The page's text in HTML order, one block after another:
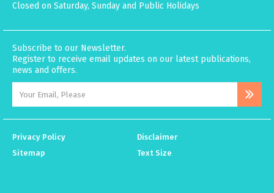
Closed on Saturday, Sunday and Public Holidays
Subscribe to our Newsletter.
Register to receive email updates on our latest publications,
news and offers.
Privacy Policy
Disclaimer
Sitemap
Text Size